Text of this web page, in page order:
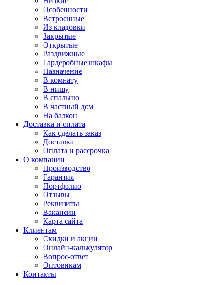
Особенности
Встроенные
Из кладовки
Закрытые
Открытые
Раздвижные
Гардеробные шкафы
Назначение
В комнату
В нишу
В спальню
В частный дом
На балкон
Доставка и оплата
Как сделать заказ
Доставка
Оплата и рассрочка
О компании
Производство
Гарантия
Портфолио
Отзывы
Реквизиты
Вакансии
Карта сайта
Клиентам
Скидки и акции
Онлайн-калькулятор
Вопрос-ответ
Оптовикам
Контакты